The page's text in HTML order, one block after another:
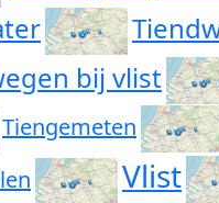
bij vlist
Tiengemeten
Vlist